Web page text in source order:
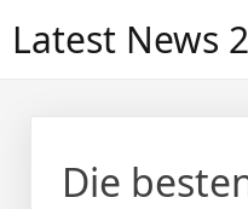
Latest News
Die